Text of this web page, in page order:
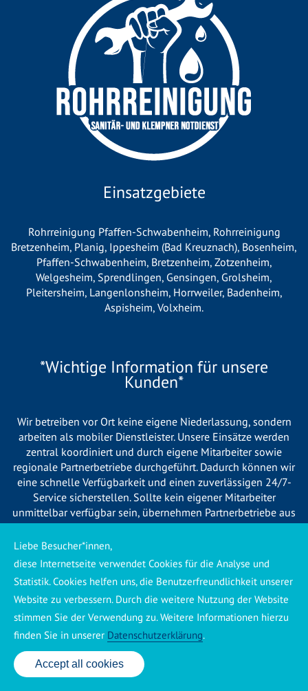
Einsatzgebiete
Rohrreinigung Pfaffen-Schwabenheim, Rohrreinigung
Bretzenheim, Planig, Ippesheim (Bad Kreuznach), Bosenheim,
Pfaffen-Schwabenheim, Bretzenheim, Zotzenheim,
Welgesheim, Sprendlingen, Gensingen, Grolsheim,
Pleitersheim, Langenlonsheim, Horrweiler, Badenheim,
Aspisheim, Volxheim.
*Wichtige Information für unsere
Kunden*
Wir betreiben vor Ort keine eigene Niederlassung, sondern
arbeiten als mobiler Dienstleister. Unsere Einsätze werden
zentral koordiniert und durch eigene Mitarbeiter sowie
regionale Partnerbetriebe durchgeführt. Dadurch können wir
eine schnelle Verfügbarkeit und einen zuverlässigen 24/7-
Service sicherstellen. Sollte kein eigener Mitarbeiter
unmittelbar verfügbar sein, übernehmen Partnerbetriebe aus
Ihrer Region den Auftrag. Alle eingesetzten Betriebe sind
verpflichtet, Sie vor Beginn der Arbeiten transparent über die
voraussichtlichen Kosten zu informieren und ortsübliche
Käuferschutz ansehen| Impressum
24 Std. Service: ✆ 0176 160 517 86
Accept all cookies
Liebe Besucher*innen,
diese Internetseite verwendet Cookies für die Analyse und
Statistik. Cookies helfen uns, die Benutzerfreundlichkeit unserer
Website zu verbessern. Durch die weitere Nutzung der Website
stimmen Sie der Verwendung zu. Weitere Informationen hierzu
finden Sie in unserer Datenschutzerklärung.